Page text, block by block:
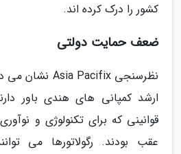
کشور را درک کرده اند.
ضعف حمایت دولتی
ارشد کمپانی های هندی باور
قوانینی که برای تکنولوژی و
عقب بودند. رگولاتورها می